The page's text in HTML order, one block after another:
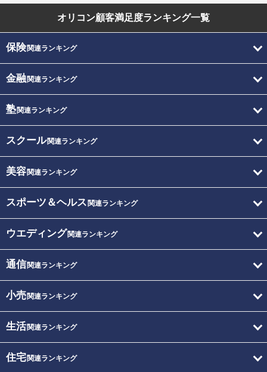
オリコン顧客満足度ランキング一覧
保険関連ランキング
金融関連ランキング
塾関連ランキング
スクール関連ランキング
美容関連ランキング
スポーツ＆ヘルス 関連ランキング
ウエディング関連ランキング
通信関連ランキング
小売関連ランキング
生活関連ランキング
住宅関連ランキング